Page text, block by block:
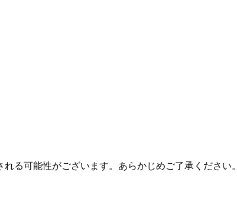
る可能性がございます。あらかじめご了承ください。